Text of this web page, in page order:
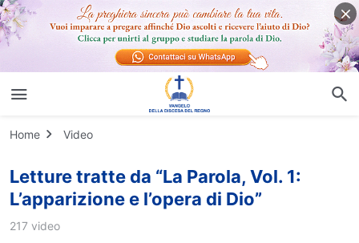
Home Video
Letture tratte da “La Parola, Vol. 1:
L’apparizione e l’opera di Dio”
217 video